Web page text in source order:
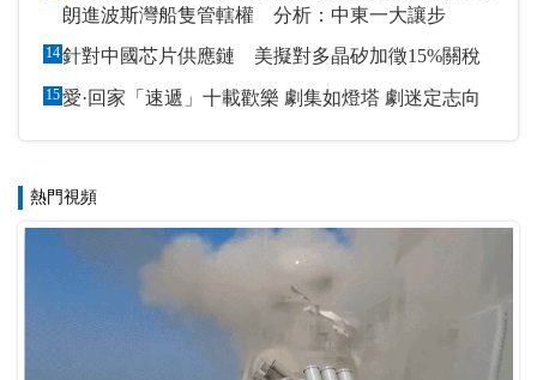
朗進波斯灣船隻管轄權 分析：中東一大讓步
14針對中國芯片供應鏈 美擬對多晶矽加徵15%關稅
15 愛·回家「速遞」十載歡樂 劇集如燈塔 劇迷定志向
熱門視頻